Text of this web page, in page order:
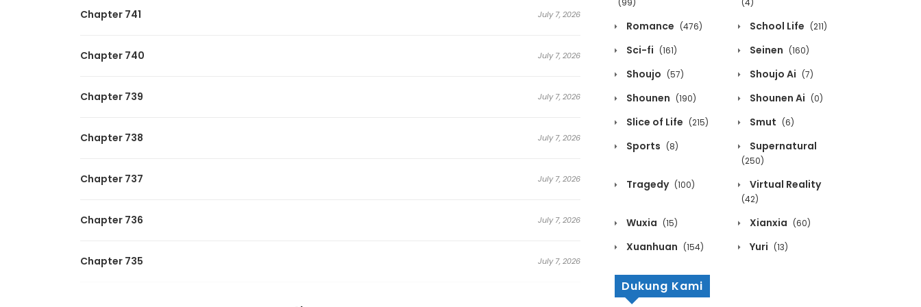
Dunia tahu menteri pengkhianat Mu Yan sebagai bejat dan kejam, tetapi Zhan Lan tahu identitas dan
Mereka memalsukan pernikahan untuk menggabungkan kekuatan sebagai balas dendam; dia
Tapi mengapa Bupati bejat itu semakin memandangnya seperti serigala yang sedang mengincar
Sampai Mu Yan menekannya di tempat tidur dan berbisik dengan suara serak: “Lan’er, saya akan
Chapter 741 July 7, 2026
Chapter 740 July 7, 2026
Chapter 739 July 7, 2026
Chapter 738 July 7, 2026
Chapter 737 July 7, 2026
Chapter 736 July 7, 2026
Chapter 735 July 7, 2026
Romance (476) School Life (211)
Sci-fi (161) Seinen (160)
Shoujo (57) Shoujo Ai (7)
Shounen (190) Shounen Ai (0)
Slice of Life (215) Smut (6)
Sports (8) Supernatural
(250)
Tragedy (100) Virtual Reality
(42)
Wuxia (15) Xianxia (60)
Xuanhuan (154) Yuri (13)
Dukung Kami